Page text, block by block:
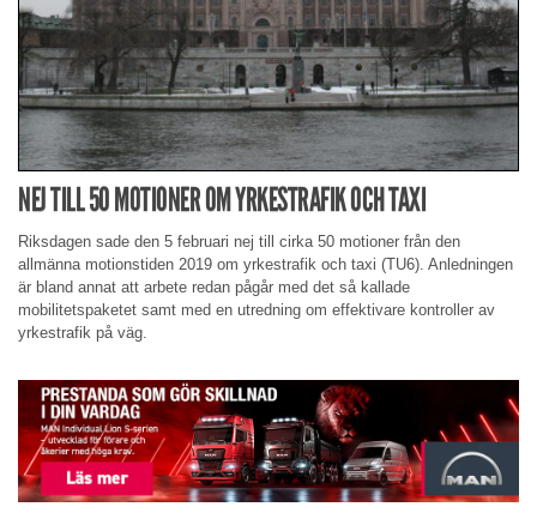
NEJ TILL 50 MOTIONER OM YRKESTRAFIK OCH TAXI
Riksdagen sade den 5 februari nej till cirka 50 motioner från den
allmänna motionstiden 2019 om yrkestrafik och taxi (TU6). Anledningen
är bland annat att arbete redan pågår med det så kallade
mobilitetspaketet samt med en utredning om effektivare kontroller av
yrkestrafik på väg.